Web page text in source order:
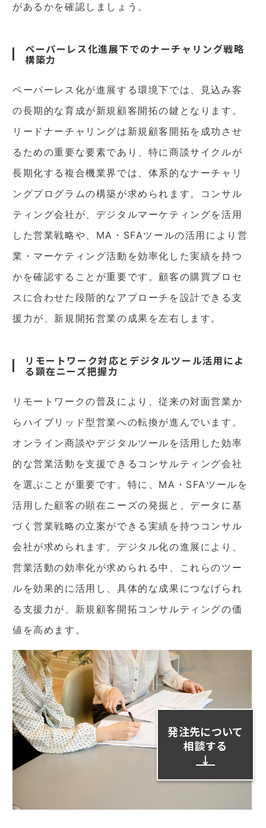
があるかを確認しましょう。
ペーパーレス化進展下でのナーチャリング戦略
構築力
ペーパーレス化が進展する環境下では、見込み客
の長期的な育成が新規顧客開拓の鍵となります。
リードナーチャリングは新規顧客開拓を成功させ
るための重要な要素であり、特に商談サイクルが
長期化する複合機業界では、体系的なナーチャリ
ングプログラムの構築が求められます。コンサル
ティング会社が、デジタルマーケティングを活用
した営業戦略や、MA・SFAツールの活用により営
業・マーケティング活動を効率化した実績を持つ
かを確認することが重要です。顧客の購買プロセ
スに合わせた段階的なアプローチを設計できる支
援力が、新規開拓営業の成果を左右します。
リモートワーク対応とデジタルツール活用によ
る顕在ニーズ把握力
リモートワークの普及により、従来の対面営業か
らハイブリッド型営業への転換が進んでいます。
オンライン商談やデジタルツールを活用した効率
的な営業活動を支援できるコンサルティング会社
を選ぶことが重要です。特に、MA・SFAツールを
活用した顧客の顕在ニーズの発掘と、データに基
づく営業戦略の立案ができる実績を持つコンサル
会社が求められます。デジタル化の進展により、
営業活動の効率化が求められる中、これらのツー
ルを効果的に活用し、具体的な成果につなげられ
る支援力が、新規顧客開拓コンサルティングの価
値を高めます。
発注先について
相談する
↓